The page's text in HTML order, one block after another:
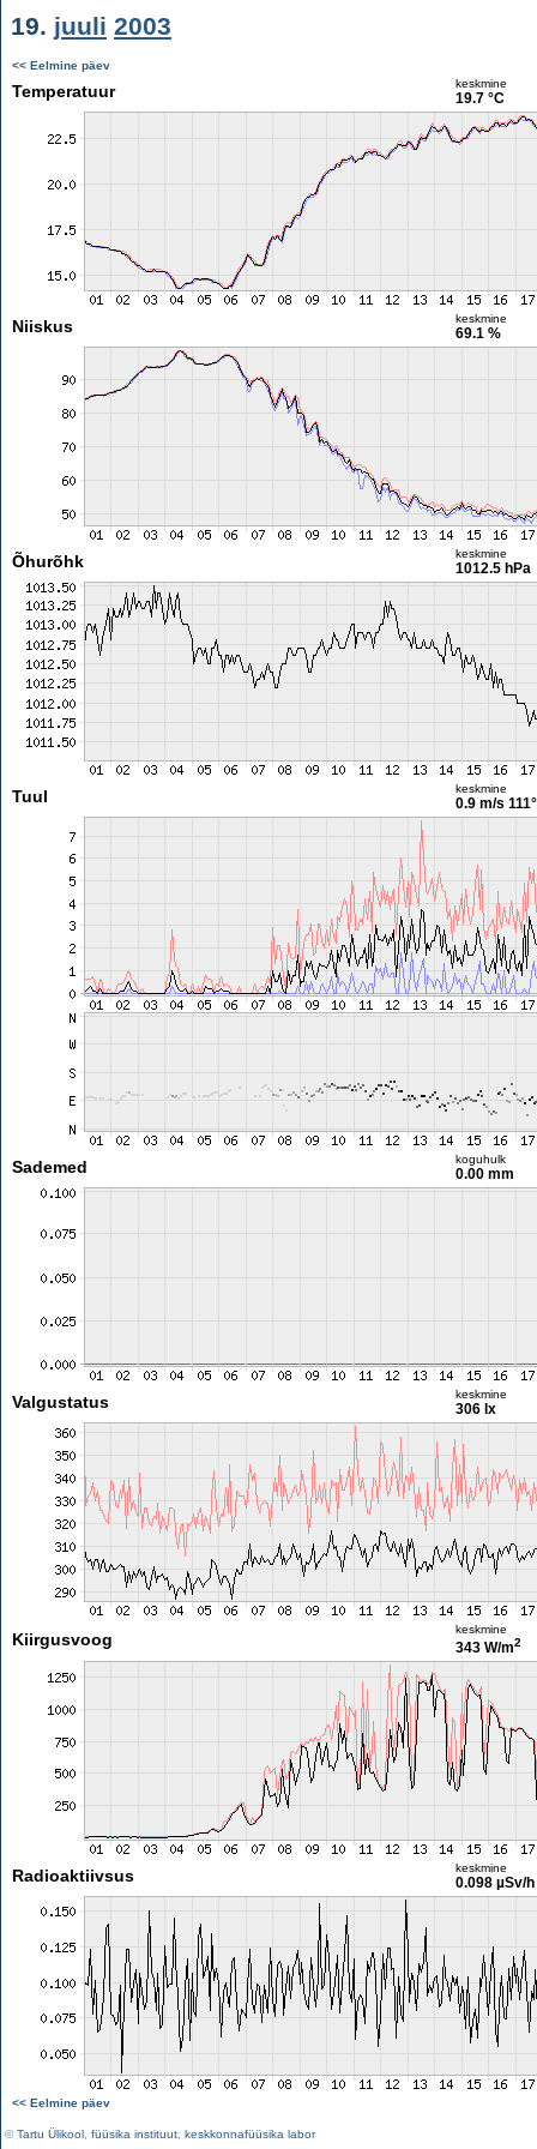
19. juuli 2003
<< Eelmine päev
Temperatuur keskmine
19.7 °C
Niiskus keskmine
69.1 %
Õhurõhk keskmine
1012.5 hPa
Tuul keskmine
0.9 m/s 111°
Sademed koguhulk
0.00 mm
Valgustatus keskmine
306 lx
Kiirgusvoog
keskmine
343 W/m2
Radioaktiivsus keskmine
0.098 µSv/h
<< Eelmine päev
©Tartu Ülikool füüsika instituut keskkonnafüüsika labor